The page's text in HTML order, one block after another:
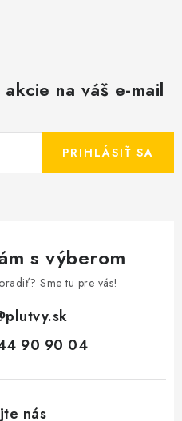
na váš e-mail
PRIHLÁSIŤ SA
s výberom
Sme tu pre vás!
plutvy.sk
90 90 04